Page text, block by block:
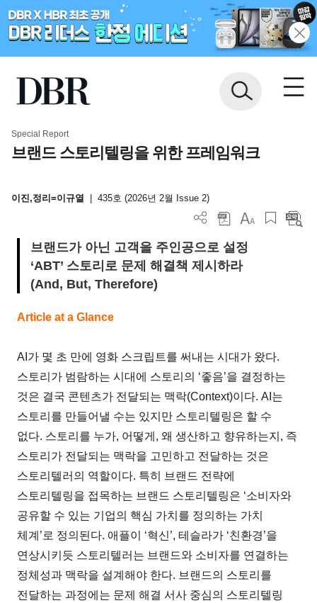
Special Report
브랜드 스토리텔링을 위한 프레임워크
이진,정리=이규열 435호 (2026년 2월 Issue 2)
브랜드가 아닌 고객을 주인공으로 설정
‘ABT’ 스토리로 문제 해결책 제시하라
(And, But, Therefore)
Article at a Glance
AI가 몇 초 만에 영화 스크립트를 써내는 시대가 왔다.
스토리가 범람하는 시대에 스토리의 ‘좋음’을 결정하는
것은 결국 콘텐츠가 전달되는 맥락(Context)이다. AI는
스토리를 만들어낼 수는 있지만 스토리텔링은 할 수
없다. 스토리를 누가, 어떻게, 왜 생산하고 향유하는지, 즉
스토리가 전달되는 맥락을 고민하고 전달하는 것은
스토리텔러의 역할이다. 특히 브랜드 전략에
스토리텔링을 접목하는 브랜드 스토리텔링은 ‘소비자와
공유할 수 있는 기업의 핵심 가치를 정의하는 가치
체계’로 정의된다. 애플이 ‘혁신’, 테슬라가 ‘친환경’을
연상시키듯 스토리텔러는 브랜드와 소비자를 연결하는
정체성과 맥락을 설계해야 한다. 브랜드의 스토리를
전달하는 과정에는 문제 해결 서사 중심의 스토리텔링